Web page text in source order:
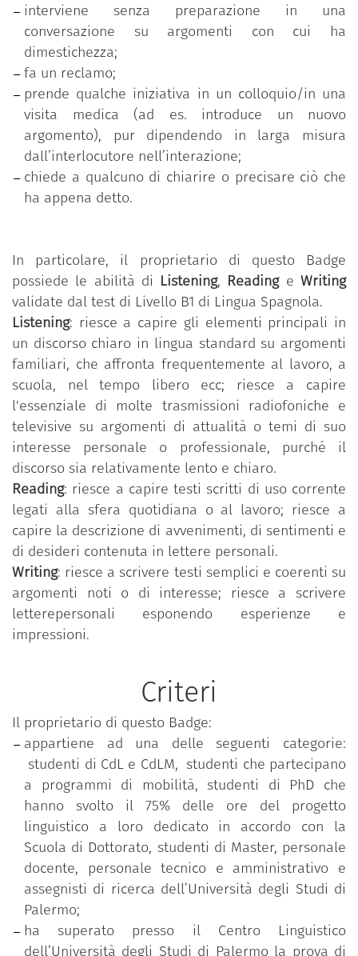
interviene senza preparazione in una
conversazione su argomenti con cui ha
dimestichezza;
fa un reclamo;
prende qualche iniziativa in un colloquio/in una
visita medica (ad es. introduce un nuovo
argomento), pur dipendendo in larga misura
dall’interlocutore nell’interazione;
chiede a qualcuno di chiarire o precisare ciò che
ha appena detto.
In particolare, il proprietario di questo Badge
possiede le abilità di Listening, Reading eWriting
validate dal test di Livello B1 di Lingua Spagnola.
Listening: riesce a capire gli elementi principali in
un discorso chiaro in lingua standard su argomenti
familiari, che affronta frequentemente al lavoro, a
scuola, nel tempo libero ecc; riesce a capire
l'essenziale di molte trasmissioni radiofoniche e
televisive su argomenti di attualità o temi di suo
interesse personale o professionale, purché il
discorso sia relativamente lento e chiaro.
Reading: riesce a capire testi scritti di uso corrente
legati alla sfera quotidiana o al lavoro; riesce a
capire la descrizione di avvenimenti, di sentimenti e
di desideri contenuta in lettere personali.
Writing: riesce a scrivere testi semplici e coerenti su
argomenti noti o di interesse; riesce a scrivere
letterepersonali esponendo esperienze e
impressioni.
Criteri
Il proprietario di questo Badge:
appartiene ad una delle seguenti categorie:
studenti di CdL e CdLM, studenti che partecipano
a programmi di mobilità, studenti di PhD che
hanno svolto il 75% delle ore del progetto
linguistico a loro dedicato in accordo con la
Scuola di Dottorato, studenti di Master, personale
docente, personale tecnico e amministrativo e
assegnisti di ricerca dell’Università degli Studi di
Palermo;
ha superato presso il Centro Linguistico
dell’Università degli Studi di Palermo la prova di